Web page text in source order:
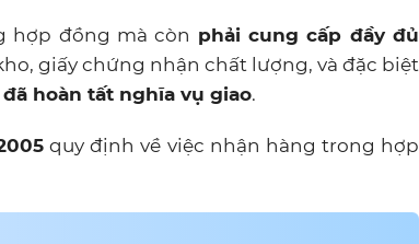
hợp đồng mà còn phải cung cấp đầy đủ
giấy chứng nhận chất lượng, và đặc biệt
hoàn tất nghĩa vụ giao.
quy định về việc nhận hàng trong hợp